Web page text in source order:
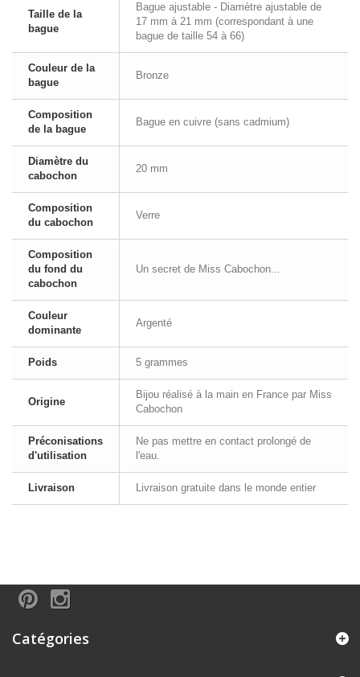
Taille de la
bague
Bague ajustable - Diamètre ajustable de
17 mm à 21 mm (correspondant à une
bague de taille 54 à 66)
Couleur de la
bague
Bronze
Composition
de la bague
Bague en cuivre (sans cadmium)
Diamètre du
cabochon
20 mm
Composition
du cabochon
Verre
Composition
du fond du
cabochon
Un secret de Miss Cabochon...
Couleur
dominante
Argenté
Poids 5 grammes
Origine
Bijou réalisé à la main en France par Miss
Cabochon
Préconisations
d'utilisation
Ne pas mettre en contact prolongé de
l'eau.
Livraison Livraison gratuite dans le monde entier
Catégories